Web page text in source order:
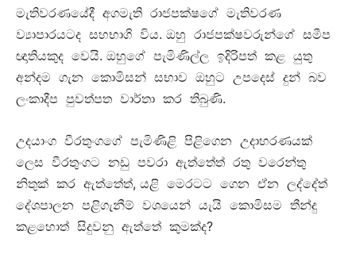
මැතිවරණයේදී අගමැති රාජපක්ෂගේ මැතිවරණ
ව්‍යාපාරයටද සහභාගි විය. ඔහු රාජපක්ෂවරුන්ගේ සමීප
ඥාතියකුද වෙයි. ඔහුගේ පැමිණිල්ල ඉදිරිපත් කළ යුතු
අන්දම ගැන කොමිසන් සභාව ඔහුට උපදෙස් දුන් බව
ලංකාදීප පුවත්පත වාර්තා කර තිබුණි.
උදයාංග වීරතුංගගේ පැමිණිළි පිළිගෙන උදාහරණයක්
ලෙස වීරතුංගට නඩු පවරා ඇත්තේත් රතු වරෙන්තු
නිතුක් කර ඇත්තේත්, යළි මෙරටට ගෙන ඒන ලද්දේත්
දේශපාලන පළිගැනීම් වශයෙන් යැයි කොමිසම තීන්දු
කළහොත් සිදුවනු ඇත්තේ කුමක්ද?